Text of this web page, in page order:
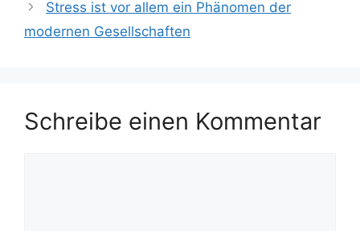
Stress ist vor allem ein Phänomen der
modernen Gesellschaften
Schreibe einen Kommentar